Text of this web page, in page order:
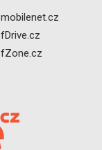
mobilenet.cz
fDrive.cz
fZone.cz